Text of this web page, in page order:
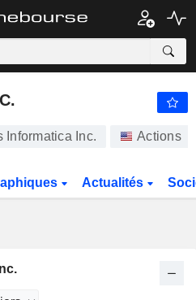
24,79 $ -
Informatica Inc. Actions
Actualités